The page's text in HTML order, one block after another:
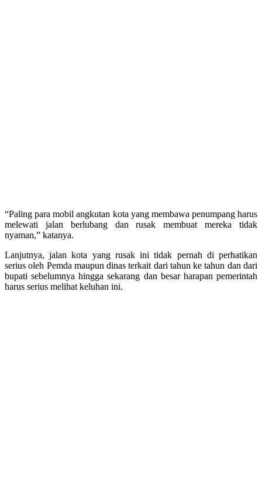
“Paling para mobil angkutan kota yang membawa penumpang harus
melewati jalan berlubang dan rusak membuat mereka tidak
nyaman,” katanya.
Lanjutnya, jalan kota yang rusak ini tidak pernah di perhatikan
serius oleh Pemda maupun dinas terkait dari tahun ke tahun dan dari
bupati sebelumnya hingga sekarang dan besar harapan pemerintah
harus serius melihat keluhan ini.